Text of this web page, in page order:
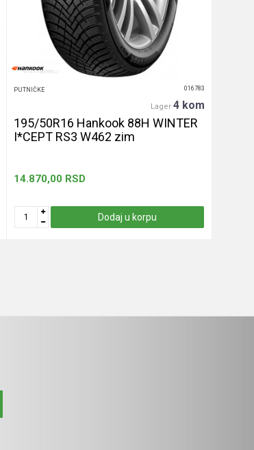
PUTNIČKE 016783
Lager 4 kom
195/50R16 Hankook 88H WINTER
I*CEPT RS3 W462 zim
14.870,00 RSD
Dodaj u korpu